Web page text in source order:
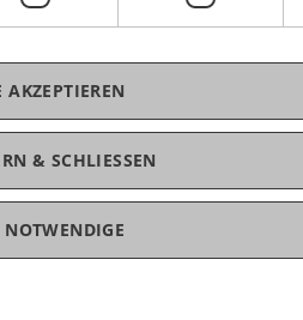
Liechtenstein
& SCHLIESSEN
AKZEPTIEREN
NOTWENDIGE